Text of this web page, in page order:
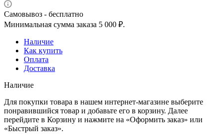
Самовывоз - бесплатно
Минимальная сумма заказа 5 000 ₽.
Наличие
Как купить
Оплата
Доставка
Наличие
Для покупки товара в нашем интернет-магазине выберите
понравившийся товар и добавьте его в корзину. Далее
перейдите в Корзину и нажмите на «Оформить заказ» или
«Быстрый заказ».